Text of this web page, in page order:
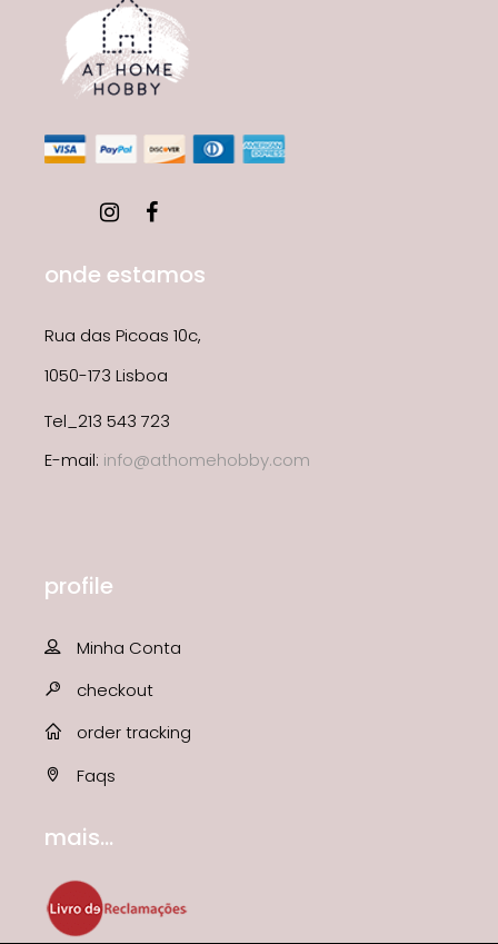
onde estamos
Rua das Picoas 10c,
1050-173 Lisboa
Tel_213 543 723
E-mail: info@athomehobby.com
profile
Minha Conta
checkout
order tracking
Faqs
mais...